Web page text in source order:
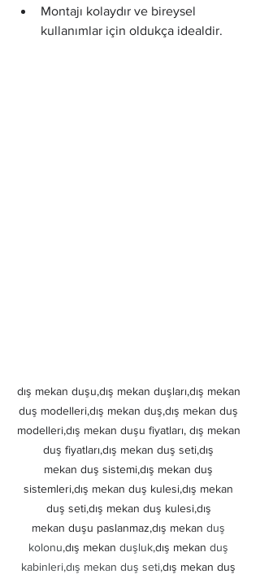
Montajı kolaydır ve bireysel
kullanımlar için oldukça idealdir.
dış mekan duşu,dış mekan duşları,dış mekan
duş modelleri,dış mekan duş,dış mekan duş
modelleri,dış mekan duşu fiyatları, dış mekan
duş fiyatları,dış mekan duş seti,dış
mekan duş sistemi,dış mekan duş
sistemleri,dış mekan duş kulesi,dış mekan
duş seti,dış mekan duş kulesi,dış
mekan duşu paslanmaz,dış mekan duş
kolonu,dış mekan duşluk,dış mekan duş
kabinleri,dış mekan duş seti,dış mekan duş